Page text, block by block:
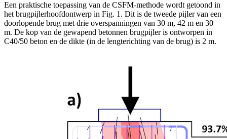
Een praktische toepassing van de CSFM-methode wordt getoond in
het brugpijlerhoofdontwerp in Fig. 1. Dit is de tweede pijler van een
doorlopende brug met drie overspanningen van 30 m, 42 m en 30
m. De kop van de gewapend betonnen brugpijler is ontworpen in
C40/50 beton en de dikte (in de lengterichting van de brug) is 2 m.